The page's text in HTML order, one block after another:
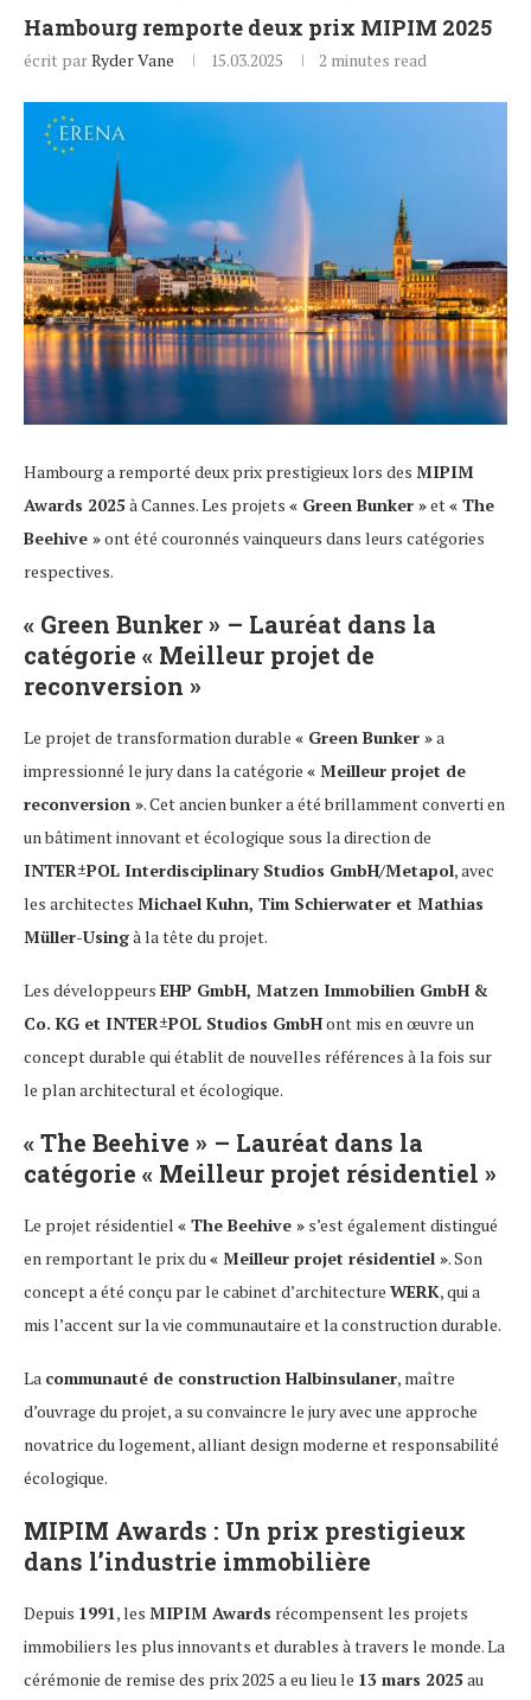
Hambourg remporte deux prix MIPIM 2025
écrit parRyder Vane 15.03.2025 2 minutes read
Hambourg a remporté deux prix prestigieux lors des MIPIM
Awards 2025à Cannes. Les projets « Green Bunker »et« The
Beehive »ont été couronnés vainqueurs dans leurs catégories
respectives.
« Green Bunker » – Lauréat dans la
catégorie « Meilleur projet de
reconversion »
Le projet de transformation durable « Green Bunker »a
impressionné le jury dans la catégorie « Meilleur projet de
reconversion ». Cet ancien bunker a été brillamment converti en
un bâtiment innovant et écologique sous la direction de
INTER±POL Interdisciplinary Studios GmbH/Metapol, avec
les architectes Michael Kuhn, Tim Schierwater et Mathias
Müller-Usingà la tête du projet.
Les développeurs EHP GmbH, Matzen Immobilien GmbH &
Co. KG et INTER±POL Studios GmbHont mis en œuvre un
concept durable qui établit de nouvelles références à la fois sur
le plan architectural et écologique.
« The Beehive » – Lauréat dans la
catégorie « Meilleur projet résidentiel »
Le projet résidentiel « The Beehive » s’est également distingué
en remportant le prix du« Meilleur projet résidentiel ». Son
concept a été conçu par le cabinet d’architecture WERK, qui a
mis l’accent sur la vie communautaire et la construction durable.
La communauté de construction Halbinsulaner, maître
d’ouvrage du projet, a su convaincre le jury avec une approche
novatrice du logement, alliant design moderne et responsabilité
écologique.
MIPIM Awards : Un prix prestigieux
dans l’industrie immobilière
Depuis 1991, les MIPIM Awards récompensent les projets
immobiliers les plus innovants et durables à travers le monde. La
cérémonie de remise des prix 2025 a eu lieu le 13 mars 2025au